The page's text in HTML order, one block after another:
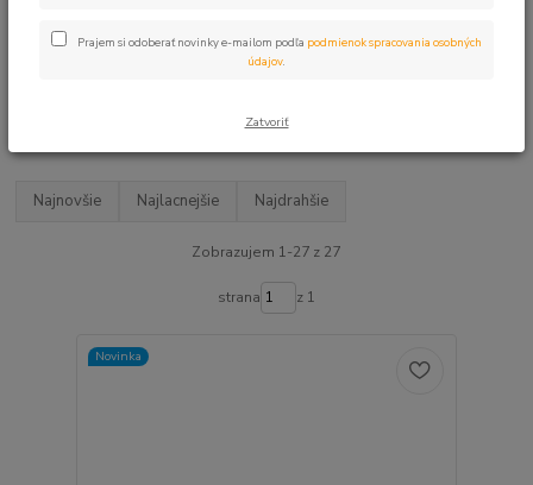
Upresniť parametre
Najnovšie Najlacnejšie Najdrahšie
Zobrazujem 1-27 z 27
strana z 1
Novinka
Prajem si odoberať novinky e-mailom podľa podmienok spracovania osobných
údajov
Zatvoriť